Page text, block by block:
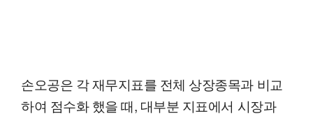
손오공은 각 재무지표를 전체 상장종목과 비교
하여 점수화 했을 때, 대부분 지표에서 시장과